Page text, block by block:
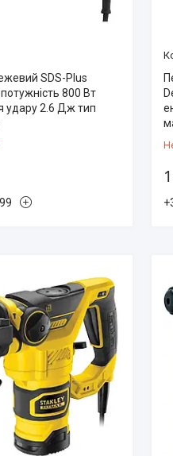
SDS-Plus
800 Вт
удару 2.6 Дж тип